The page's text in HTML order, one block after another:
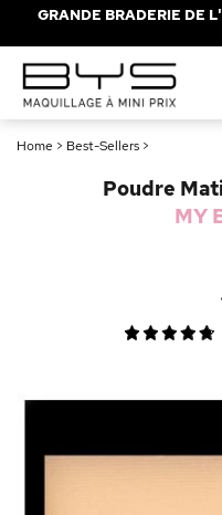
GRANDE BRADERIE DE
Home > Best-Sellers >
Poudre
MY
Mascara
Mascara